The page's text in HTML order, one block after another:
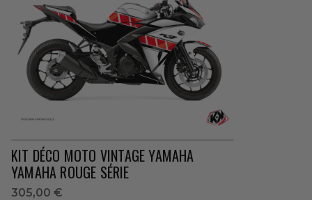
KIT DÉCO MOTO VINTAGE YAMAHA
YAMAHA ROUGE SÉRIE
305,00 €